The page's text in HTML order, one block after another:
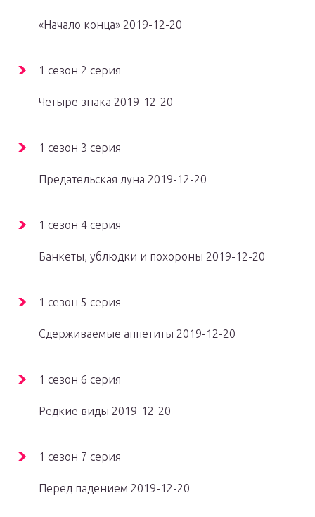
«Начало конца» 2019-12-20
1 сезон 2 серия
Четыре знака 2019-12-20
1 сезон 3 серия
Предательская луна 2019-12-20
1 сезон 4 серия
Банкеты, ублюдки и похороны 2019-12-20
1 сезон 5 серия
Сдерживаемые аппетиты 2019-12-20
1 сезон 6 серия
Редкие виды 2019-12-20
1 сезон 7 серия
Перед падением 2019-12-20